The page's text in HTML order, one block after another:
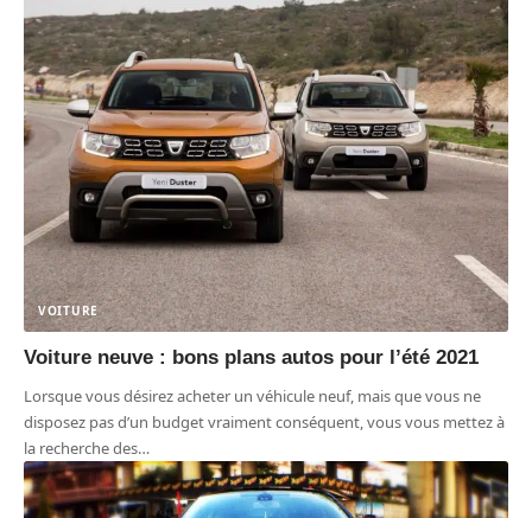
VOITURE
Voiture neuve : bons plans autos pour l’été 2021
Lorsque vous désirez acheter un véhicule neuf, mais que vous ne
disposez pas d’un budget vraiment conséquent, vous vous mettez à
la recherche des…